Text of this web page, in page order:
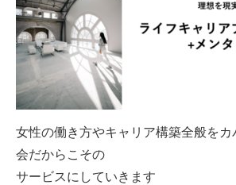
女性の働き方やキャリア構築全般を
会だからこその
サービスにしていきます